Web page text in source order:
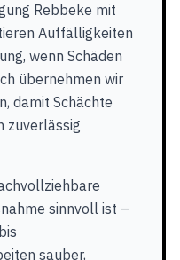
Rebbeke mit
Auffälligkeiten
wenn Schäden
übernehmen wir
damit Schächte
zuverlässig
sinnvoll ist –
sauber,